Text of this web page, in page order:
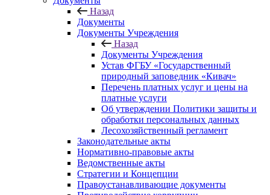
Назад
Документы
Документы Учреждения
Назад
Документы Учреждения
Устав ФГБУ «Государственный
природный заповедник «Кивач»
Перечень платных услуг и цены на
платные услуги
Об утверждении Политики защиты и
обработки персональных данных
Лесохозяйственный регламент
Законодательные акты
Нормативно-правовые акты
Ведомственные акты
Стратегии и Концепции
Правоустанавливающие документы